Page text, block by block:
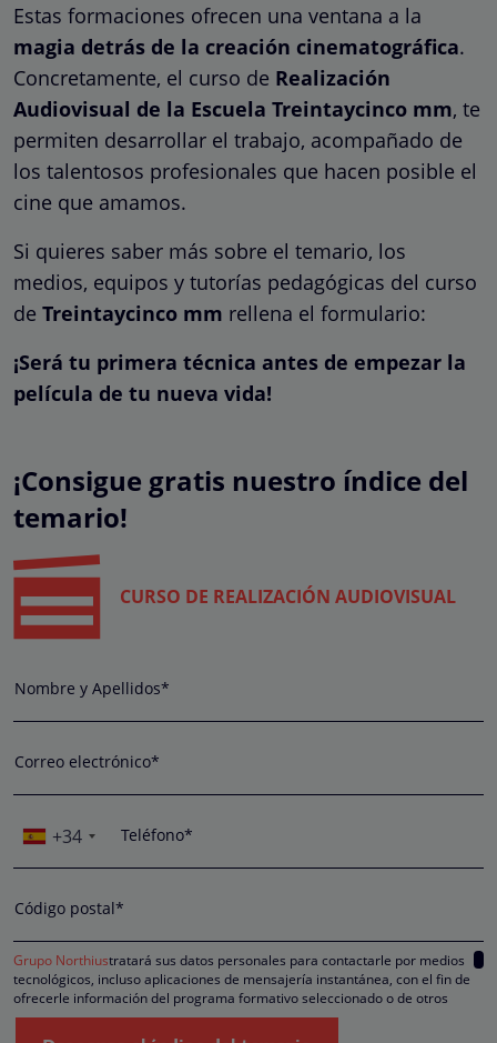
Estas formaciones ofrecen una ventana a la
magia detrás de la creación cinematográfica.
Concretamente, el curso de Realización
Audiovisual de la Escuela Treintaycinco mm, te
permiten desarrollar el trabajo, acompañado de
los talentosos profesionales que hacen posible el
cine que amamos.
Si quieres saber más sobre el temario, los
medios, equipos y tutorías pedagógicas del curso
de Treintaycinco mm rellena el formulario:
¡Será tu primera técnica antes de empezar la
película de tu nueva vida!
¡Consigue gratis nuestro índice del
temario!
CURSO DE REALIZACIÓN AUDIOVISUAL
Nombre y Apellidos*
Correo electrónico*
+34 Teléfono*
Código postal*
Grupo Northiustratará sus datos personales para contactarle por medios
tecnológicos, incluso aplicaciones de mensajería instantánea, con el fin de
ofrecerle información del programa formativo seleccionado o de otros
directamente relacionados con el interés manifestado y, en su caso, para
tramitar la contratación correspondiente. Compartiremos su solicitud con las